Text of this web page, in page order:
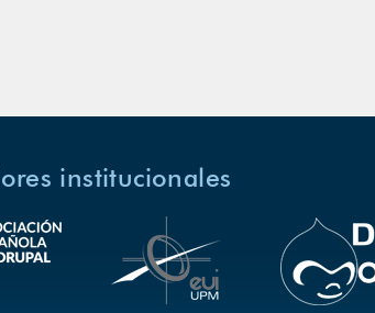
institucionales